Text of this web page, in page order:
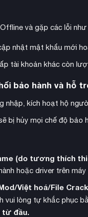
phong phú.
và gặp các lỗi
nhật mật khẩu mới
tài khoản khác còn
bảo hành và hỗ
nhập, kích hoạt hộ
bị hủy mọi chế độ bảo
(do tương thích
hoặc driver trên
Việt hoá/File
vui lòng tự khắc phục
từ đầu.